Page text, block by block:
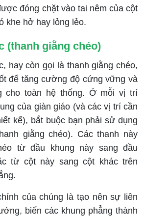
đóng chặt vào tai nêm của cột
khe hở hay lỏng lẻo.
(thanh giằng chéo)
còn gọi là thanh giằng chéo,
để tăng cường độ cứng vững và
cho toàn hệ thống. Ở mỗi vị trí
của giàn giáo (và các vị trí cần
kế), bắt buộc bạn phải sử dụng
giằng chéo). Các thanh này
từ đầu khung này sang đầu
từ cột này sang cột khác trên
của chúng là tạo nên sự liên
biến các khung phẳng thành